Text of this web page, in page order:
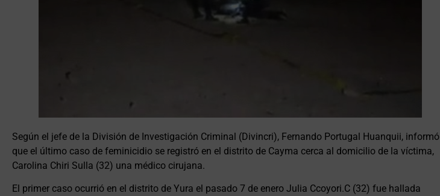
Según el jefe de la División de Investigación Criminal (Divincri), Fernando Portugal Huanquii, informó
que el último caso de feminicidio se registró en el distrito de Cayma cerca al domicilio de la víctima,
Carolina Chiri Sulla (32) una médico cirujana.
El primer caso ocurrió en el distrito de Yura el pasado 7 de enero Julia Ccoyori.C (32) fue hallada